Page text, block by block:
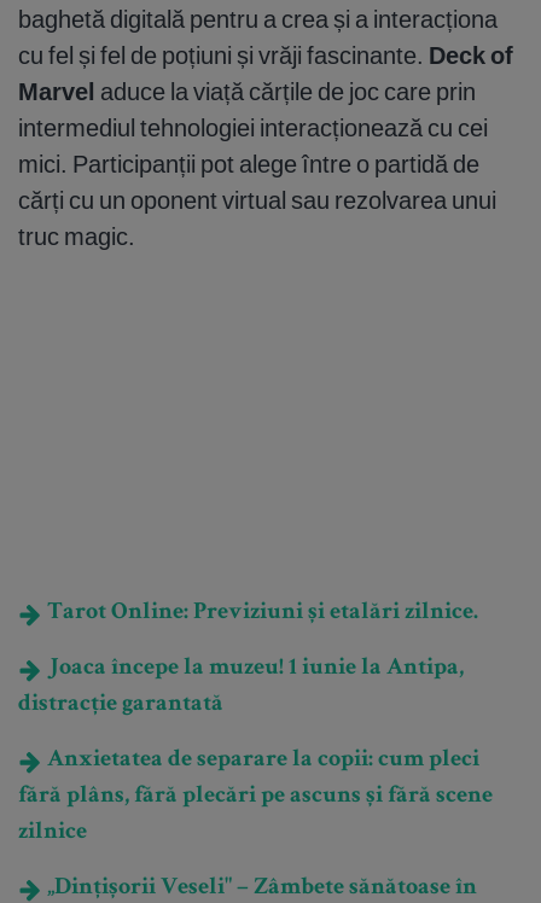
baghetă digitală pentru a crea și a interacționa
cu fel și fel de poțiuni și vrăji fascinante. Deck of
Marvel aduce la viață cărțile de joc care prin
intermediul tehnologiei interacționează cu cei
mici. Participanții pot alege între o partidă de
cărți cu un oponent virtual sau rezolvarea unui
truc magic.
Tarot Online: Previziuni și etalări zilnice.
Joaca începe la muzeu! 1 iunie la Antipa,
distracție garantată
Anxietatea de separare la copii: cum pleci
fără plâns, fără plecări pe ascuns și fără scene
zilnice
„Dințișorii Veseli" – Zâmbete sănătoase în